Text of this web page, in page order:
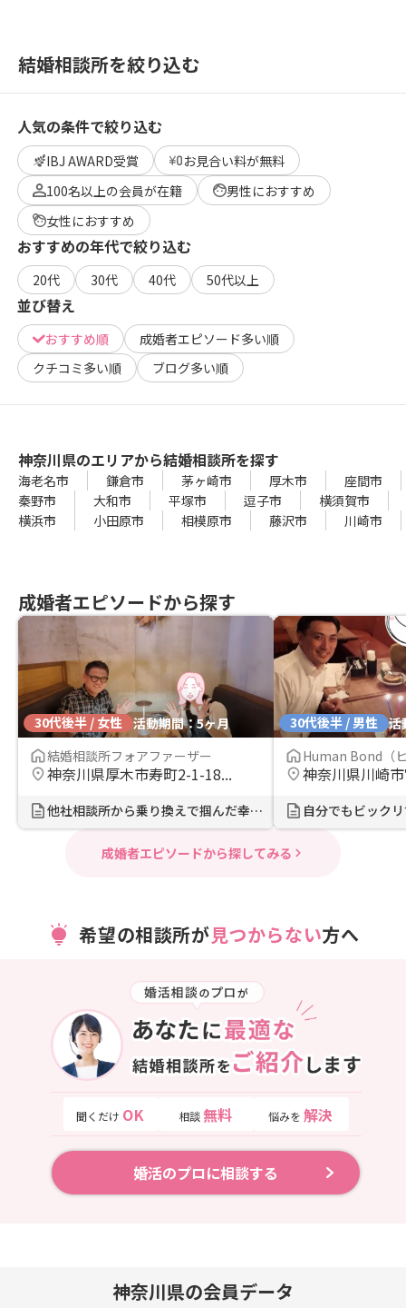
結婚相談所を絞り込む
人気の条件で絞り込む
IBJ AWARD受賞
お見合い料が無料
100名以上の会員が在籍
男性におすすめ
女性におすすめ
おすすめの年代で絞り込む
20代 30代 40代 50代以上
並び替え
おすすめ順
成婚者エピソード多い順
クチコミ多い順
ブログ多い順
神奈川県のエリアから結婚相談所を探す
海老名市 鎌倉市 茅ヶ崎市 厚木市
座間市
秦野市
大和市 平塚市 逗子市
横須賀市
横浜市
小田原市 相模原市 藤沢市 川崎市
成婚者エピソードから探す
30代後半 / 女性 活動期間：5ヶ月
結婚相談所フォアファーザー
神奈川県厚木市寿町2-1-18...
他社相談所から乗り換えで掴んだ幸せ...
30代後半 / 男性 活
Human Bond（
神奈川県川崎
成婚者エピソードから探してみる
希望の相談所が見つからない方へ
聞くだけ OK 相談 無料 悩みを 解決
婚活のプロに相談する
神奈川県の会員データ